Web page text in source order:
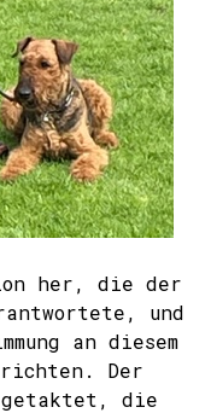
her, die der
und
an diesem
Der
die